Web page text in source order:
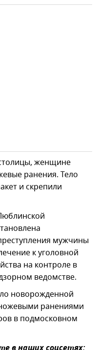
женщине
ранения. Тело
и скрепили
мужчины
к уголовной
на контроле в
ведомстве.
новорожденной
ранениями
в подмосковном